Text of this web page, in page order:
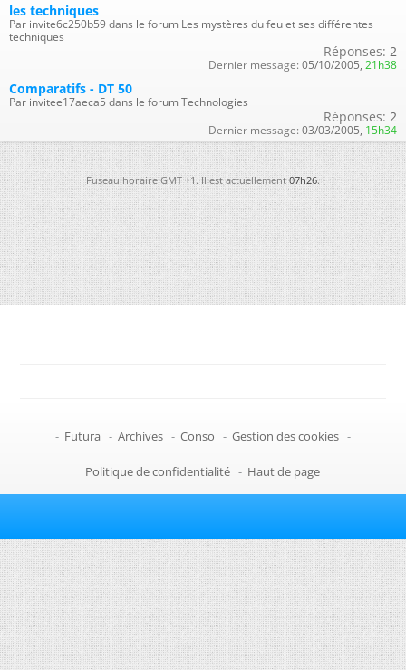
les techniques
Par invite6c250b59 dans le forum Les mystères du feu et ses différentes
techniques
Réponses: 2
Dernier message: 05/10/2005, 21h38
Comparatifs - DT 50
Par invitee17aeca5 dans le forum Technologies
Réponses: 2
Dernier message: 03/03/2005, 15h34
Fuseau horaire GMT +1. Il est actuellement07h26.
- Futura - Archives - Conso - Gestion des cookies -
Politique de confidentialité - Haut de page